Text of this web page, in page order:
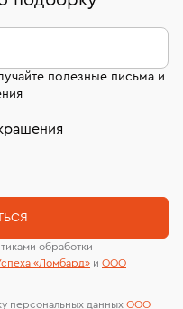
возврата
смотрите на
геммологических
полезные письма и
обработки
«Ломбард» и ООО
персональных данных ООО